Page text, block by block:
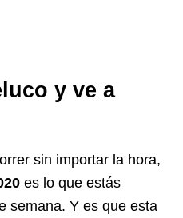
y ve a
sin importar la hora,
es lo que estás
semana. Y es que esta